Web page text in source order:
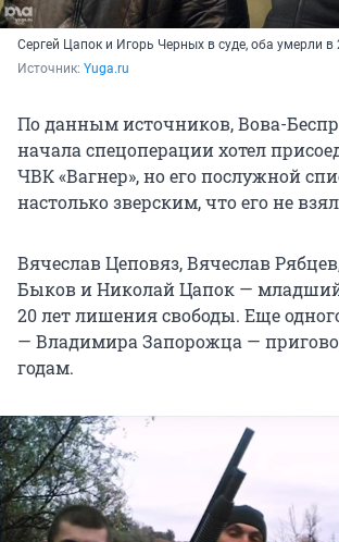
Сергей Цапок и Игорь Черных в суде, оба умерли в
Источник: Yuga.ru
По данным источников, Вова-
начала спецоперации хотел
ЧВК «Вагнер», но его послужной
настолько зверским, что его не
Вячеслав Цеповяз, Вячеслав
Быков и Николай Цапок —
20 лет лишения свободы. Еще
— Владимира Запорожца —
годам.